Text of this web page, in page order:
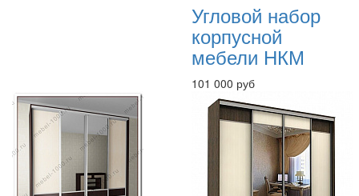
Угловой набор
корпусной
мебели НКМ
101 000 руб